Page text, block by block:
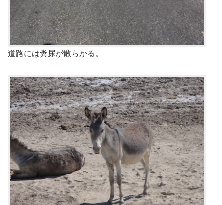
道路には糞尿が散らかる。